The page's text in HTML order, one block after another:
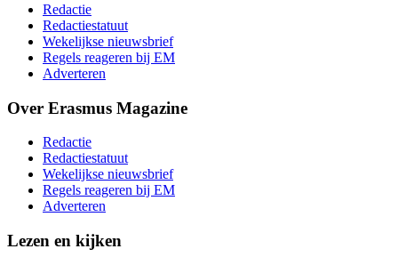
Redactie
Redactiestatuut
Wekelijkse nieuwsbrief
Regels reageren bij EM
Adverteren
Over Erasmus Magazine
Redactie
Redactiestatuut
Wekelijkse nieuwsbrief
Regels reageren bij EM
Adverteren
Lezen en kijken